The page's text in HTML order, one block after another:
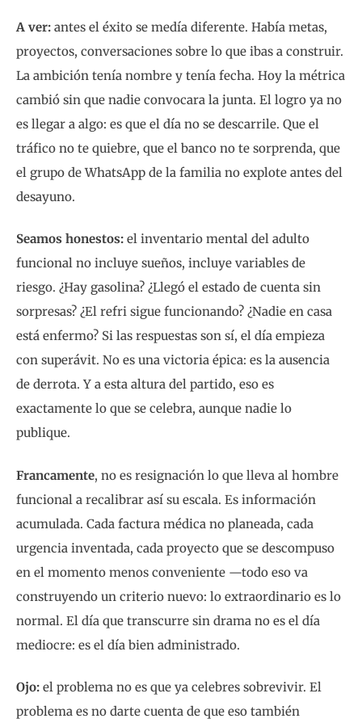
A ver: antes el éxito se medía diferente. Había metas,
proyectos, conversaciones sobre lo que ibas a construir.
La ambición tenía nombre y tenía fecha. Hoy la métrica
cambió sin que nadie convocara la junta. El logro ya no
es llegar a algo: es que el día no se descarrile. Que el
tráfico no te quiebre, que el banco no te sorprenda, que
el grupo de WhatsApp de la familia no explote antes del
desayuno.
Seamos honestos: el inventario mental del adulto
funcional no incluye sueños, incluye variables de
riesgo. ¿Hay gasolina? ¿Llegó el estado de cuenta sin
sorpresas? ¿El refri sigue funcionando? ¿Nadie en casa
está enfermo? Si las respuestas son sí, el día empieza
con superávit. No es una victoria épica: es la ausencia
de derrota. Y a esta altura del partido, eso es
exactamente lo que se celebra, aunque nadie lo
publique.
Francamente, no es resignación lo que lleva al hombre
funcional a recalibrar así su escala. Es información
acumulada. Cada factura médica no planeada, cada
urgencia inventada, cada proyecto que se descompuso
en el momento menos conveniente —todo eso va
construyendo un criterio nuevo: lo extraordinario es lo
normal. El día que transcurre sin drama no es el día
mediocre: es el día bien administrado.
Ojo: el problema no es que ya celebres sobrevivir. El
problema es no darte cuenta de que eso también